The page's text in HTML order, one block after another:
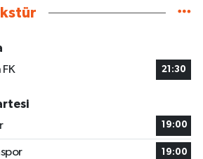
21:30
19:00
19:00